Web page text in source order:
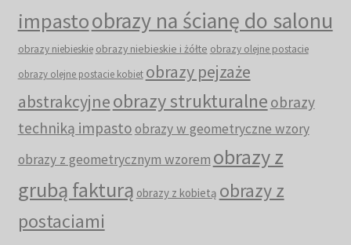
impastoobrazy na ścianę do salonu
obrazy niebieskie obrazy niebieskie i żółte obrazy olejne postacie
obrazy olejne postacie kobiet obrazy pejzaże
abstrakcyjneobrazy strukturalne obrazy
techniką impastoobrazy w geometryczne wzory
obrazy z geometrycznym wzorem obrazy z
grubą fakturą obrazy z kobietą obrazy z
postaciami